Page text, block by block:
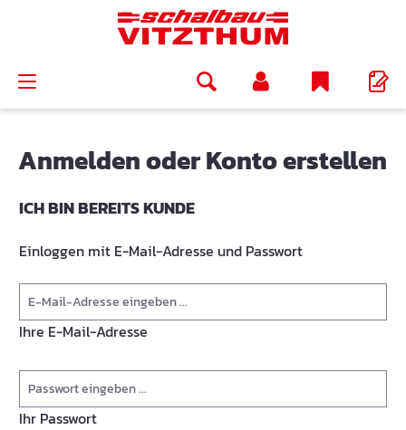
Anmelden oder Konto erstellen
ICH BIN BEREITS KUNDE
Einloggen mit E-Mail-Adresse und Passwort
Ihre E-Mail-Adresse
Ihr Passwort